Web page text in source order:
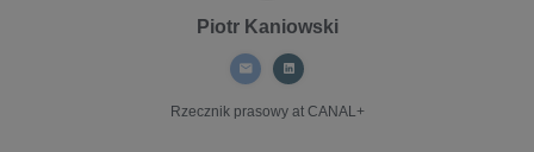
Piotr Kaniowski
Rzecznik prasowyat CANAL+